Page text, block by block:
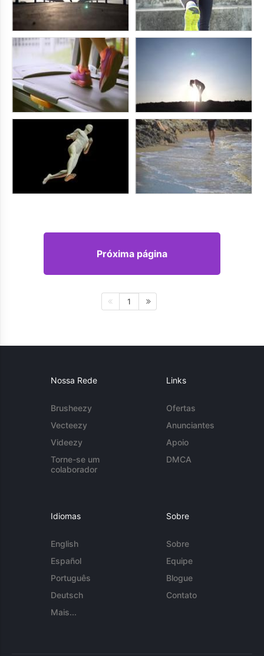
Próxima página
1
Nossa Rede
Brusheezy
Vecteezy
Videezy
Torne-se um
colaborador
Links
Ofertas
Anunciantes
Apoio
DMCA
Idiomas
English
Español
Português
Deutsch
Mais...
Sobre
Sobre
Equipe
Blogue
Contato